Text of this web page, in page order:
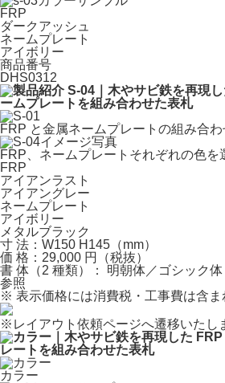
FRP
ダークアッシュ
ネームプレート
アイボリー
商品番号
DHS0312
FRP と金属ネームプレートの組み合わ
FRP、ネームプレートそれぞれの色を
FRP
アイアンラスト
アイアングレー
ネームプレート
アイボリー
メタルブラック
寸 法：W150 H145（mm）
価 格：29,000 円（税抜）
書 体（2 種類）： 明朝体／ゴシック体
参照
※ 表示価格には消費税・工事費は含
※ レイアウト依頼ページへ遷移いたし
カラー